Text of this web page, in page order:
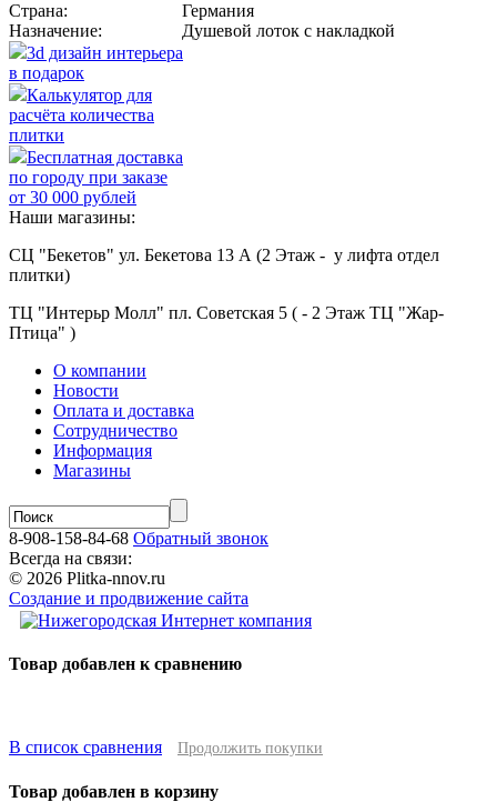
Страна:
Германия
Назначение:
Душевой лоток с накладкой
3d дизайн интерьера
в подарок
Калькулятор для
расчёта количества
плитки
Бесплатная доставка
по городу при заказе
от 30 000 рублей
Наши магазины:
СЦ "Бекетов" ул. Бекетова 13 А (2 Этаж - у лифта отдел
плитки)
ТЦ "Интерьр Молл" пл. Советская 5 ( - 2 Этаж ТЦ "Жар-
Птица" )
О компании
Новости
Оплата и доставка
Сотрудничество
Информация
Магазины
8-908-158-84-68 Обратный звонок
Всегда на связи:
© 2026 Plitka-nnov.ru
Создание и продвижение сайта
Товар добавлен к сравнению
В список сравнения Продолжить покупки
Товар добавлен в корзину